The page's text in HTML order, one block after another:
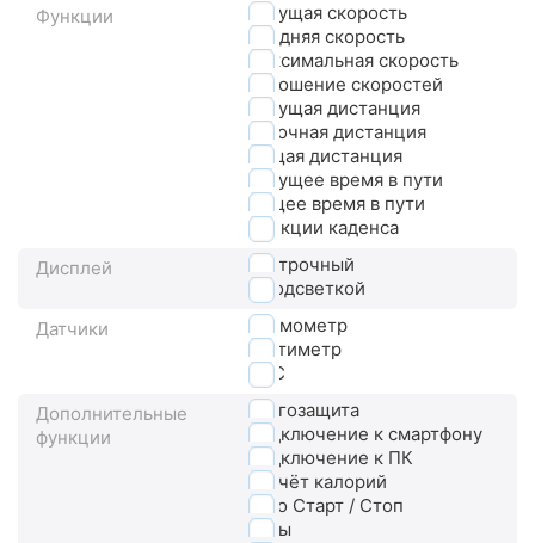
Функции
текущая скорость
средняя скорость
максимальная скорость
отношение скоростей
текущая дистанция
суточная дистанция
общая дистанция
текущее время в пути
общее время в пути
функции каденса
Дисплей
3-строчный
с подсветкой
Датчики
термометр
альтиметр
NFC
Дополнительные
функции
влагозащита
подключение к смартфону
подключение к ПК
расчёт калорий
авто Старт / Стоп
часы